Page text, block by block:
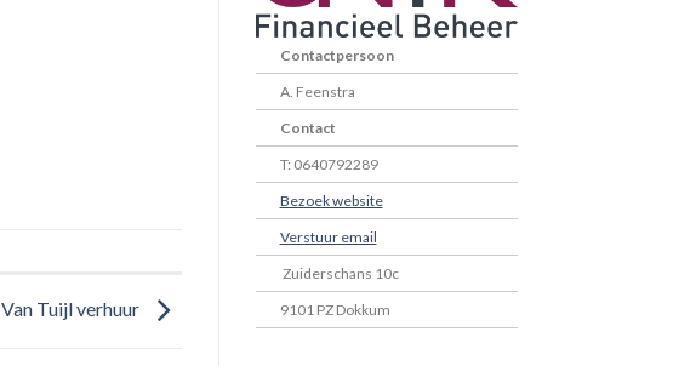
Van Tuijl verhuur
Contactpersoon
A. Feenstra
Contact
T: 0640792289
Bezoek website
Verstuur email
Zuiderschans 10c
9101 PZ Dokkum